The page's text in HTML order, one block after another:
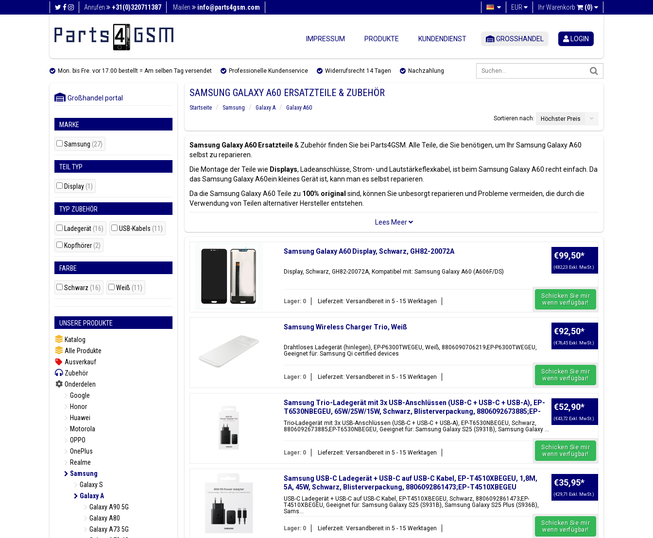
Anrufen +31(0)320711387 Mailen info@parts4gsm.com Ihr Warenkorb (0)
EUR
IMPRESSUM PRODUKTE KUNDENDIENST GROSSHANDEL LOGIN
Mon. bis Fre. vor 17.00 bestellt = Am selben Tag versendet Professionelle Kundenservice Widerrufsrecht 14 Tagen Nachzahlung
Großhandel portal
MARKE
Samsung (27)
TEIL TYP
Display (1)
TYP ZUBEHÖR
Ladegerät (16) USB-Kabels (11)
Kopfhörer (2)
FARBE
Schwarz (16) Weiß (11)
UNSERE PRODUKTE
Katalog
Alle Produkte
Ausverkauf
Zubehör
Onderdelen
Google
Honor
Huawei
Motorola
OPPO
OnePlus
Realme
Samsung
Galaxy S
Galaxy A
Galaxy A90 5G
Galaxy A80
Galaxy A73 5G
SAMSUNG GALAXY A60 ERSATZTEILE & ZUBEHÖR
Startseite Samsung Galaxy A
Galaxy A60
Sortieren nach:
Höchster Preis
Samsung Galaxy A60 Ersatzteile& Zubehör finden Sie bei Parts4GSM. Alle Teile, die Sie benötigen, um Ihr Samsung Galaxy A60
selbst zu reparieren.
Die Montage der Teile wie Displays, Ladeanschlüsse, Strom- und Lautstärkeflexkabel, ist beim Samsung Galaxy A60 recht einfach. Da
das Samsung Galaxy A60ein kleines Gerät ist, kann man es selbst reparieren.
Da die Samsung Galaxy A60 Teile zu 100% original sind, können Sie unbesorgt reparieren und Probleme vermeiden, die durch die
Verwendung von Teilen alternativer Hersteller entstehen.
Es gibt verschiedene Teile für das Samsung Galaxy A60, wie z.B.
LCD-Display
SM-A606F, SM-A6060, SM-
Daybreak Black, Seawater Blue,
Sind Sie auf der Suche nach einem anderen Modell der Galaxy A-Serie? Wir haben auch Samsung Galaxy A41 Teile und Zubehörin
unserem Sortiment.
Samsung Galaxy A60 Display, Schwarz, GH82-20072A
Display, Schwarz, GH82-20072A, Kompatibel mit: Samsung Galaxy A60 (A606F/DS)
€99,50*
(€82,23 Exkl. MwSt.)
Lager: 0 Lieferzeit: Versandbereit in 5 - 15 Werktagen
Schicken Sie mir
wenn verfügbar!
Samsung Wireless Charger Trio, Weiß
Drahtloses Ladegerät (hinlegen), EP-P6300TWEGEU, Weiß, 8806090706219;EP-P6300TWEGEU,
Geeignet für: Samsung Qi certified devices
€92,50*
(€76,45 Exkl. MwSt.)
Lager: 0 Lieferzeit: Versandbereit in 5 - 15 Werktagen
Schicken Sie mir
wenn verfügbar!
Samsung Trio-Ladegerät mit 3x USB-Anschlüssen (USB-C + USB-C + USB-A), EP-
T6530NBEGEU, 65W/25W/15W, Schwarz, Blisterverpackung, 8806092673885;EP-
T6530NBEGEU
Trio-Ladegerät mit 3x USB-Anschlüssen (USB-C + USB-C + USB-A), EP-T6530NBEGEU, Schwarz,
8806092673885;EP-T6530NBEGEU, Geeignet für: Samsung Galaxy S25 (S931B), Samsung Galaxy ...
€52,90*
(€43,72 Exkl. MwSt.)
Lager: 0 Lieferzeit: Versandbereit in 5 - 15 Werktagen
Schicken Sie mir
wenn verfügbar!
Samsung USB-C Ladegerät + USB-C auf USB-C Kabel, EP-T4510XBEGEU, 1,8M,
5A, 45W, Schwarz, Blisterverpackung, 8806092861473;EP-T4510XBEGEU
USB-C Ladegerät + USB-C auf USB-C Kabel, EP-T4510XBEGEU, Schwarz, 8806092861473;EP-
T4510XBEGEU, Geeignet für: Samsung Galaxy S25 (S931B), Samsung Galaxy S25 Plus (S936B),
Sams...
€35,95*
(€29,71 Exkl. MwSt.)
Lager: 0 Lieferzeit: Versandbereit in 5 - 15 Werktagen
Schicken Sie mir
wenn verfügbar!